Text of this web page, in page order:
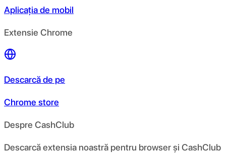
Aplicația de mobil
Extensie Chrome
Descarcă de pe
Chrome store
Despre CashClub
Descarcă extensia noastră pentru browser și CashClub